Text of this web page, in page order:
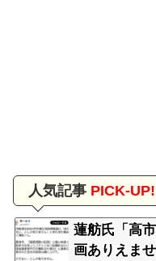
人気記事PICK-
蓮舫氏「高
画ありえま